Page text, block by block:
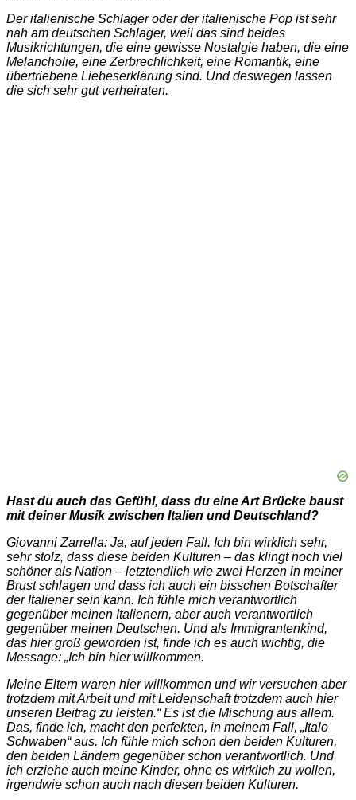
Der italienische Schlager oder der italienische Pop ist sehr
nah am deutschen Schlager, weil das sind beides
Musikrichtungen, die eine gewisse Nostalgie haben, die eine
Melancholie, eine Zerbrechlichkeit, eine Romantik, eine
übertriebene Liebeserklärung sind. Und deswegen lassen
die sich sehr gut verheiraten.
Hast du auch das Gefühl, dass du eine Art Brücke baust
mit deiner Musik zwischen Italien und Deutschland?
Giovanni Zarrella: Ja, auf jeden Fall. Ich bin wirklich sehr,
sehr stolz, dass diese beiden Kulturen – das klingt noch viel
schöner als Nation – letztendlich wie zwei Herzen in meiner
Brust schlagen und dass ich auch ein bisschen Botschafter
der Italiener sein kann. Ich fühle mich verantwortlich
gegenüber meinen Italienern, aber auch verantwortlich
gegenüber meinen Deutschen. Und als Immigrantenkind,
das hier groß geworden ist, finde ich es auch wichtig, die
Message: „Ich bin hier willkommen.
Meine Eltern waren hier willkommen und wir versuchen aber
trotzdem mit Arbeit und mit Leidenschaft trotzdem auch hier
unseren Beitrag zu leisten.“ Es ist die Mischung aus allem.
Das, finde ich, macht den perfekten, in meinem Fall, „Italo
Schwaben“ aus. Ich fühle mich schon den beiden Kulturen,
den beiden Ländern gegenüber schon verantwortlich. Und
ich erziehe auch meine Kinder, ohne es wirklich zu wollen,
irgendwie schon auch nach diesen beiden Kulturen.